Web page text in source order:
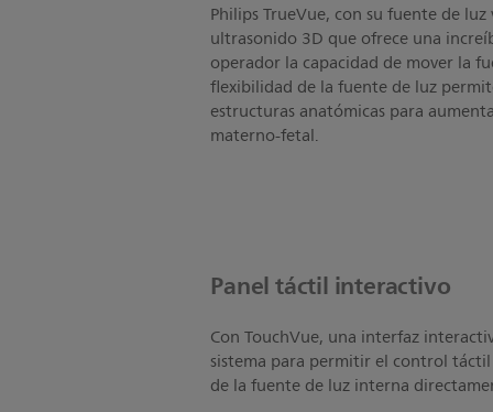
Philips TrueVue, con su fuente de
ultrasonido 3D que ofrece una
operador la capacidad de mover la
flexibilidad de la fuente de luz
estructuras anatómicas para
materno-fetal.
Panel táctil interactivo
Con TouchVue, una interfaz
sistema para permitir el control
de la fuente de luz interna